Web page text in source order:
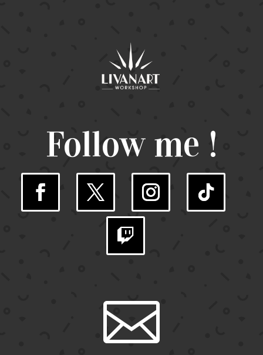
Follow me !
